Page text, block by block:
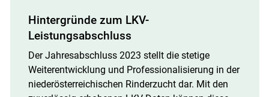
Hintergründe zum LKV-
Leistungsabschluss
Der Jahresabschluss 2023 stellt die stetige
Weiterentwicklung und Professionalisierung in der
niederösterreichischen Rinderzucht dar. Mit den